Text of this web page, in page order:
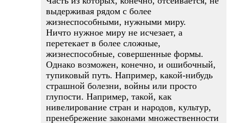
выдерживая рядом с более
жизнеспособными, нужными миру.
Ничто нужное миру не исчезает, а
перетекает в более сложные,
жизнеспособные, совершенные формы.
Однако возможен, конечно, и ошибочный,
тупиковый путь. Например, какой-нибудь
страшной болезни, войны или просто
глупости. Например, такой, как
нивелирование стран и народов, культур,
пренебрежение законами множественности